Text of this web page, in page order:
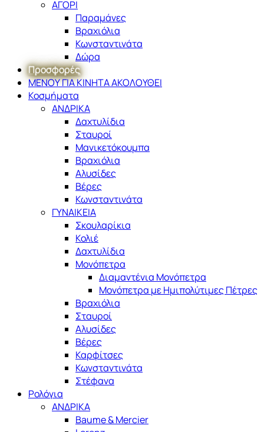
ΑΓΟΡΙ
Παραμάνες
Βραχιόλια
Κωνσταντινάτα
Δώρα
Προσφορές
ΜΕΝΟΥ ΓΙΑ ΚΙΝΗΤΑ ΑΚΟΛΟΥΘΕΙ
Κοσμήματα
ΑΝΔΡΙΚΑ
Δαχτυλίδια
Σταυροί
Μανικετόκουμπα
Βραχιόλια
Αλυσίδες
Βέρες
Κωνσταντινάτα
ΓΥΝΑΙΚΕΙΑ
Σκουλαρίκια
Κολιέ
Δαχτυλίδια
Μονόπετρα
Διαμαντένια Μονόπετρα
Μονόπετρα με Ημιπολύτιμες Πέτρες
Βραχιόλια
Σταυροί
Αλυσίδες
Βέρες
Καρφίτσες
Κωνσταντινάτα
Στέφανα
Ρολόγια
ΑΝΔΡΙΚΑ
Baume & Mercier